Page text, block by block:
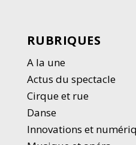
RUBRIQUES
A la une
Actus du spectacle
Cirque et rue
Danse
Innovations et